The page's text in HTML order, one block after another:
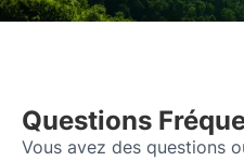
Questions
Vous avez des questions